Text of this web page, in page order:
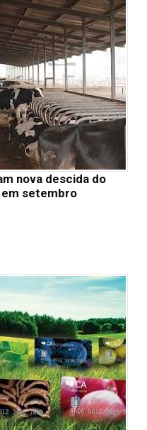
nova descida do
setembro